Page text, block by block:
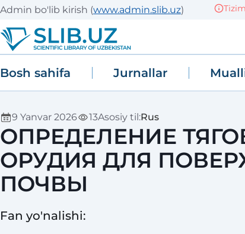
Admin bo'lib kirish (www.admin.slib.uz) Tizim
Bosh sahifa Jurnallar
9 Yanvar 2026 13Asosiy til:Rus
ОПРЕДЕЛЕНИЕ
ОРУДИЯ ДЛЯ
ПОЧВЫ
Fan yo'nalishi: